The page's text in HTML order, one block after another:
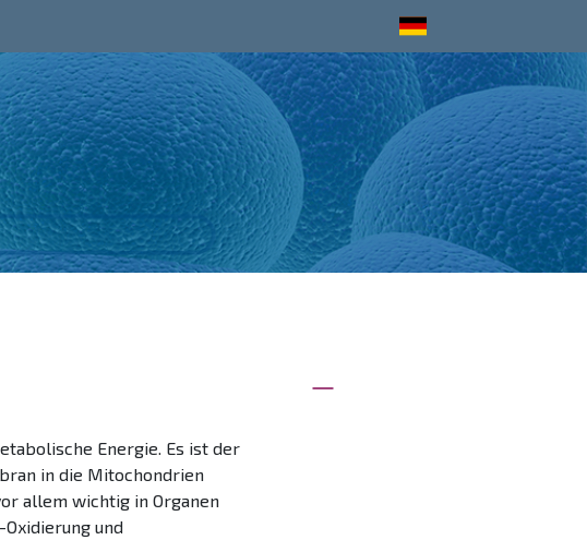
Energie. Es ist der
in die Mitochondrien
allem wichtig in Organen
und